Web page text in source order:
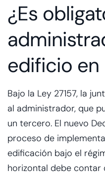
¿Es
edificio en
Bajo la Ley 27157, la
al administrador, que
un tercero. El nuevo
proceso de
edificación bajo el
horizontal debe contar